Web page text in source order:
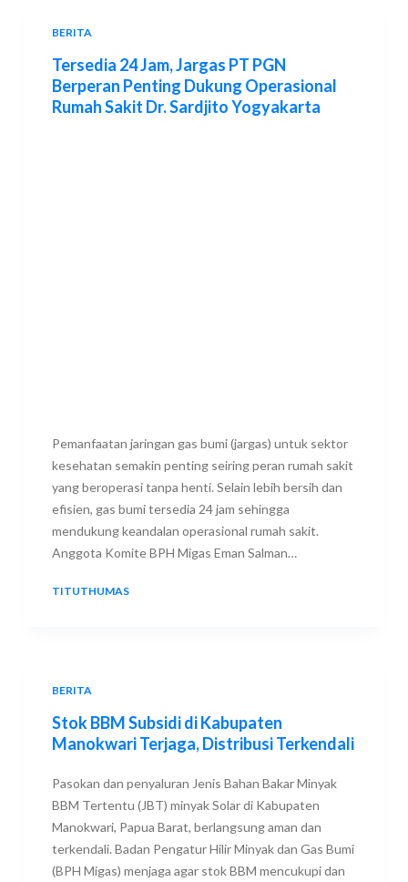
BERITA
Tersedia 24 Jam, Jargas PT PGN
Berperan Penting Dukung Operasional
Rumah Sakit Dr. Sardjito Yogyakarta
Pemanfaatan jaringan gas bumi (jargas) untuk sektor
kesehatan semakin penting seiring peran rumah sakit
yang beroperasi tanpa henti. Selain lebih bersih dan
efisien, gas bumi tersedia 24 jam sehingga
mendukung keandalan operasional rumah sakit.
Anggota Komite BPH Migas Eman Salman…
TITUTHUMAS
BERITA
Stok BBM Subsidi di Kabupaten
Manokwari Terjaga, Distribusi Terkendali
Pasokan dan penyaluran Jenis Bahan Bakar Minyak
BBM Tertentu (JBT) minyak Solar di Kabupaten
Manokwari, Papua Barat, berlangsung aman dan
terkendali. Badan Pengatur Hilir Minyak dan Gas Bumi
(BPH Migas) menjaga agar stok BBM mencukupi dan